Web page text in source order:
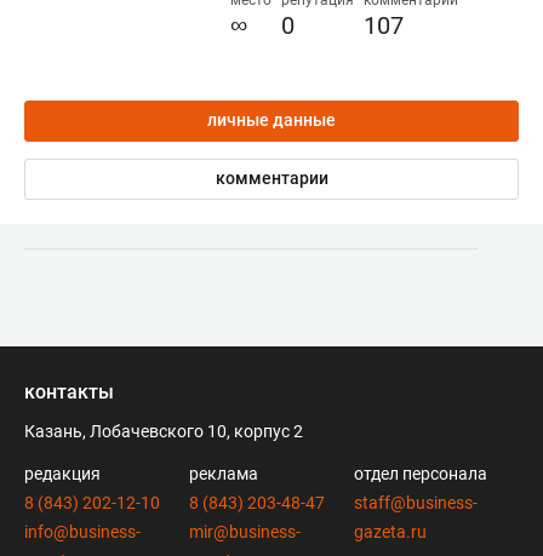
∞ 0 107
личные данные
комментарии
контакты
Казань, Лобачевского 10, корпус 2
редакция
8 (843) 202-12-10
info@business-
реклама
8 (843) 203-48-47
mir@business-
отдел персонала
staff@business-
gazeta.ru